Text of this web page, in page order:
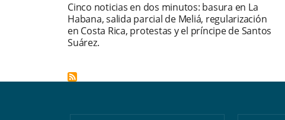
Cinco noticias en dos minutos: basura en La
Habana, salida parcial de Meliá, regularización
en Costa Rica, protestas y el príncipe de Santos
Suárez.